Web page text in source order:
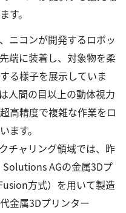
す。
ニコンが開発するロボッ
端に装着し、対象物を柔
る様子を展示していま
人間の目以上の動体視力
高精度で複雑な作業をロ
ます。
チャリング領域では、昨
AGの金属3Dプ
方式）を用いて製造
金属3Dプリンター